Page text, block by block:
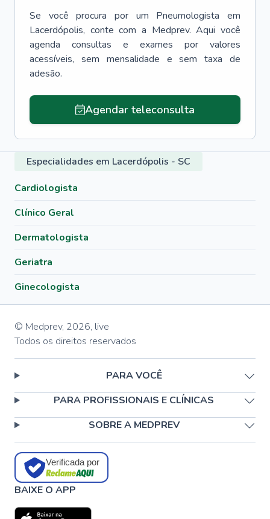
Se você procura por um Pneumologista
em
Lacerdópolis, conte com a Medprev. Aqui você
agenda consultas e exames por valores
acessíveis, sem mensalidade e sem taxa de
adesão.
Agendar teleconsulta
Especialidades em Lacerdópolis - SC
Cardiologista
Clínico Geral
Dermatologista
Geriatra
Ginecologista
© Medprev, 2026, live
Todos os direitos reservados
PARA VOCÊ
PARA PROFISSIONAIS E CLÍNICAS
SOBRE A MEDPREV
Verificada por
BAIXE O APP